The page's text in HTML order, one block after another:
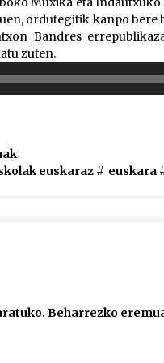
ordutegitik kanpo
Bandres
zuten.
euskaraz # euskara
Beharrezko